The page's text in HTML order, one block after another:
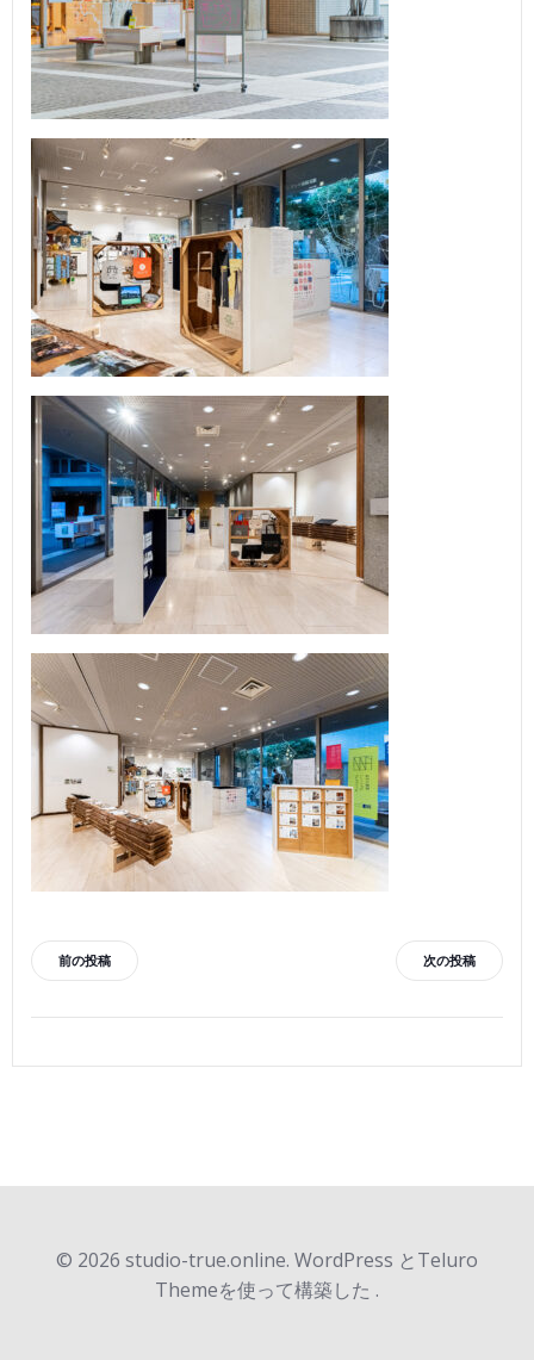
投
稿
ナ
ゲ
ー
前の投稿
稿
ナ
ゲ
ー
シ
次の投稿
© 2026 studio-true.online. WordPress とTeluro
Themeを使って構築した .